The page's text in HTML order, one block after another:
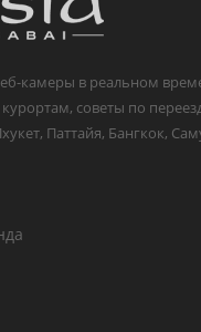
камеры в реальном
советы по
Паттайя, Бангкок,